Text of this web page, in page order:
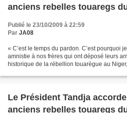
anciens rebelles touaregs
Publié le 23/10/2009 à 22:59
Par JA08
« C’est le temps du pardon. C’est pourquoi
amnistie à nos frères qui ont déposé leurs
historique de la rébellion touarègue au
Le Président Tandja
anciens rebelles touaregs